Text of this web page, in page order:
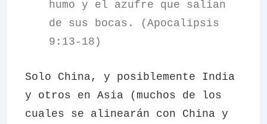
humo y el azufre que salían
de sus bocas. (Apocalipsis
9:13-18)
Solo China, y posiblemente India
y otros en Asia (muchos de los
cuales se alinearán con China y